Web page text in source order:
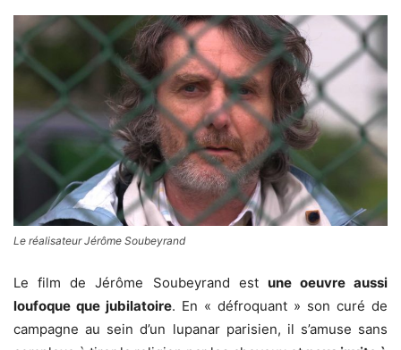
Le réalisateur Jérôme Soubeyrand
Le film de Jérôme Soubeyrand est une oeuvre aussi
loufoque que jubilatoire. En « défroquant » son curé de
campagne au sein d’un lupanar parisien, il s’amuse sans